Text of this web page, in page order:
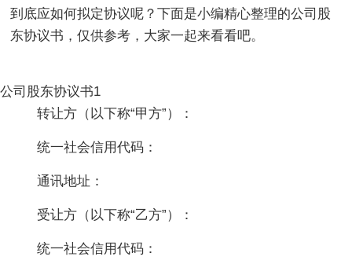
到底应如何拟定协议呢？下面是小编精心整理的公司股
东协议书，仅供参考，大家一起来看看吧。
公司股东协议书1
转让方（以下称“甲方”）：
统一社会信用代码：
通讯地址：
受让方（以下称“乙方”）：
统一社会信用代码：